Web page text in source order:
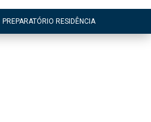
PREPARATÓRIO RESIDÊNCIA